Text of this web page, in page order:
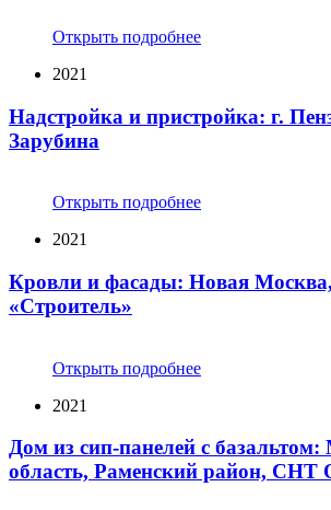
Открыть подробнее
2021
Надстройка и пристройка: г.
Зарубина
Открыть подробнее
2021
Кровли и фасады: Новая
«Строитель»
Открыть подробнее
2021
Дом из сип-панелей с базальтом:
область, Раменский район, СНТ